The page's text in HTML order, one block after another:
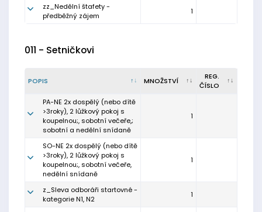
zz_Nedělní štafety -
předběžný zájem
1
011 - Setničkovi
POPIS MNOŽSTVÍ
REG.
ČÍSLO
PA-NE 2x dospělý (nebo dítě
>3roky), 2 lůžkový pokoj s
koupelnou;, sobotní večeře,;
sobotní a nedělní snídaně
1
SO-NE 2x dospělý (nebo dítě
>3roky), 2 lůžkový pokoj s
koupelnou;, sobotní večeře,
nedělní snídaně
1
z_Sleva odboráři startovné -
kategorie N1, N2
1